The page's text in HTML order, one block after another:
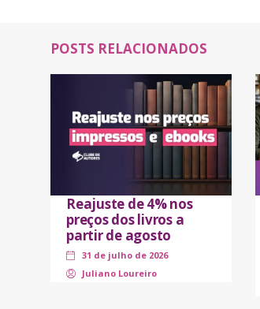
POSTS RELACIONADOS
Reajuste de 4% nos
preços dos livros a
partir de agosto
31 de julho de 2026
Juliano Loureiro